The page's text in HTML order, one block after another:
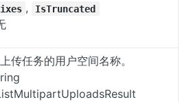
, IsTruncated
传任务的用户空间名称。